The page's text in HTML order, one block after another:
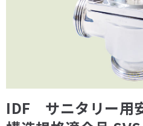
IDF サニタリー用